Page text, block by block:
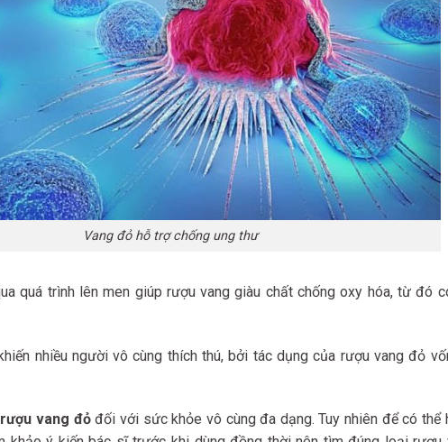
Vang đỏ hỗ trợ chống ung thư
quá trình lên men giúp rượu vang giàu chất chống oxy hóa, từ đó
nhiều người vô cùng thích thú, bởi tác dụng của rượu vang đỏ
vang đỏđối với sức khỏe vô cùng đa dạng. Tuy nhiên để có